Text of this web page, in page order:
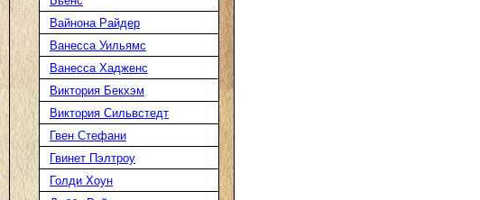
Вайнона Райдер
Ванесса Уильямс
Ванесса Хадженс
Виктория Бекхэм
Виктория Сильвстедт
Гвен Стефани
Гвинет Пэлтроу
Голди Хоун